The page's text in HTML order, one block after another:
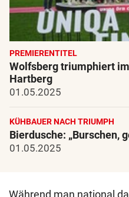
PREMIERENTITEL
Wolfsberg triumphiert
Hartberg
01.05.2025
KÜHBAUER NACH TRIUMPH
Bierdusche: „Burschen,
01.05.2025
Während man national